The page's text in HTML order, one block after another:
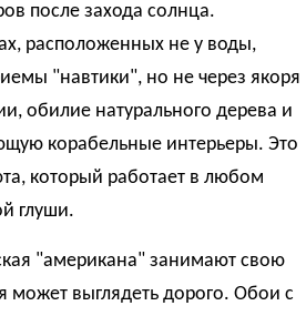
после захода солнца.
расположенных не у воды,
"навтики", но не через якоря
обилие натурального дерева и
корабельные интерьеры. Это
который работает в любом
глуши.
"американа" занимают свою
может выглядеть дорого. Обои с